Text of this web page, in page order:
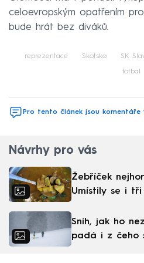
celoevropským opatřením
bude hrát bez diváků.
reprezentace Skotsko SK
fotbal
Pro tento článek jsou komentáře
Návrhy pro vás
Žebříček
Umístily se i tři
Sníh, jak ho
padá i z čeho